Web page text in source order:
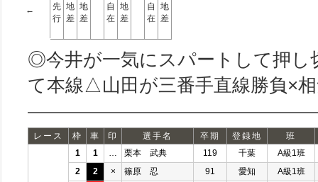
←
先
行
地
差
地
差
自
在
地
差
自
在
地
差
◎今井が一気にスパートして押し
て本線△山田が三番手直線勝負×
レース 枠 車 印 選手名 卒期 登録地 班
1 1 栗本 武典 119 千葉
A級1班
2
2 × 篠原 忍 91 愛知
A級1班